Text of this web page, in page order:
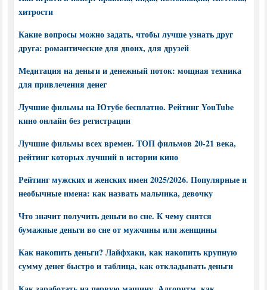
хитрости
Какие вопросы можно задать, чтобы лучше узнать друг
друга: романтические для двоих, для друзей
Медитация на деньги и денежный поток: мощная техника
для привлечения денег
Лучшие фильмы на Ютубе бесплатно. Рейтинг YouTube
кино онлайн без регистрации
Лучшие фильмы всех времен. ТОП фильмов 20-21 века,
рейтинг которых лучший в истории кино
Рейтинг мужских и женских имен 2025/2026. Популярные и
необычные имена: как назвать мальчика, девочку
Что значит получить деньги во сне. К чему снятся
бумажные деньги во сне от мужчины или женщины
Как накопить деньги? Лайфхаки, как накопить крупную
сумму денег быстро и таблица, как откладывать деньги